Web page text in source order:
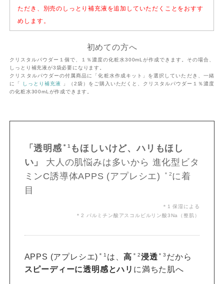
ただき、別売のしっとり補充液を追加していただくことをおすす
めします。
初めての方へ
クリスタルパウダー１個で、１％濃度の化粧水300mLが作成できます。その場合、
しっとり補充液が3袋必要になります。
クリスタルパウダーの付属商品に「化粧水作成キット」を選択していただき、一緒
に「
しっとり補充液
」（2袋）をご購入いただくと、クリスタルパウダー１％濃度
の化粧水300mLが作成できます。
「透明感 ＊1 もほしいけど、ハリもほし
い」 大人の肌悩みは多いから 進化型ビタ
ミンC誘導体APPS (アプレシエ) ＊2に着
目
＊1 保湿による
＊2 パルミチン酸アスコルビルリン酸3Na（整肌）
APPS (アプレシエ) ＊1 は、高 ＊2浸透 ＊3 だから
スピーディーに透明感とハリ に満ちた肌へ